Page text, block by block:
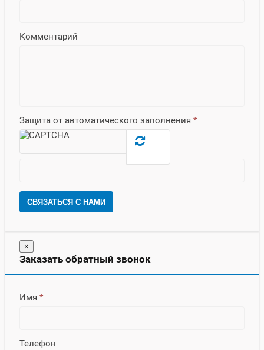
Комментарий
Защита от автоматического заполнения *
СВЯЗАТЬСЯ С НАМИ
×
Заказать обратный звонок
Имя *
Телефон